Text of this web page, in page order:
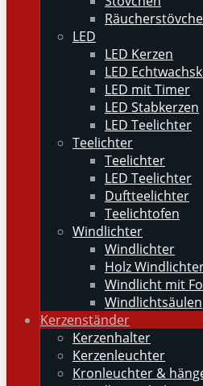
LED
LED Kerzen
LED
LED mit Timer
LED Stabkerzen
LED Teelichter
Teelichter
Teelichter
LED Teelichter
Duftteelichter
Teelichtofen
Windlichter
Windlichter
Holz
Windlicht mit
Windlichtsäulen
Kerzenständer
Kerzenhalter
Kerzenleuchter
Kronleuchter &